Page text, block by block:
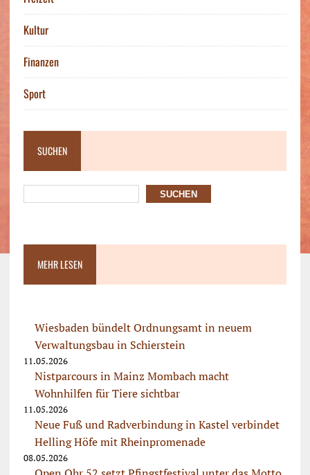
Kultur
Finanzen
Sport
SUCHEN
SUCHEN
MEHR LESEN
Wiesbaden bündelt Ordnungsamt in neuem
Verwaltungsbau in Schierstein
11.05.2026
Nistparcours in Mainz Mombach macht
Wohnhilfen für Tiere sichtbar
11.05.2026
Neue Fuß und Radverbindung in Kastel verbindet
Helling Höfe mit Rheinpromenade
08.05.2026